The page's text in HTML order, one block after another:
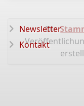
Die
Newsletter
Kontakt